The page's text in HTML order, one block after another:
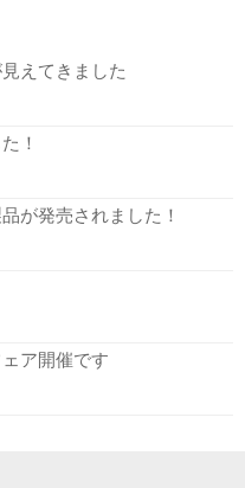
えてきました
！
が発売されました！
ア開催です